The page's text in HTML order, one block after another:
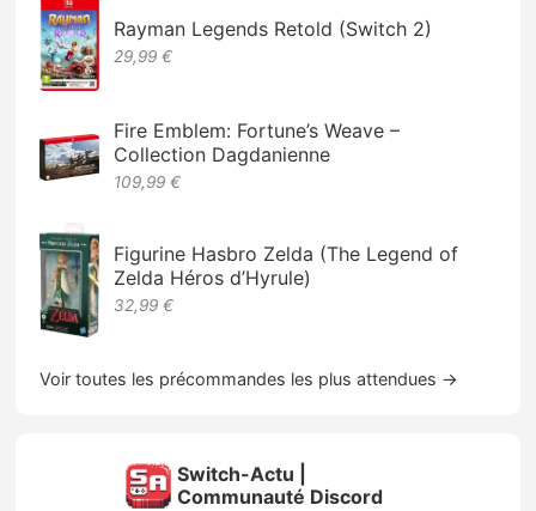
Rayman Legends Retold (Switch 2)
29,99 €
Fire Emblem: Fortune’s Weave –
Collection Dagdanienne
109,99 €
Figurine Hasbro Zelda (The Legend of
Zelda Héros d’Hyrule)
32,99 €
Voir toutes les précommandes les plus attendues →
Switch-Actu |
Communauté Discord